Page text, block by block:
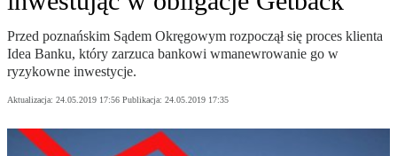
Przed poznańskim Sądem Okręgowym rozpoczął się proces klienta
Idea Banku, który zarzuca bankowi wmanewrowanie go w
ryzykowne inwestycje.
Aktualizacja: 24.05.2019 17:56 Publikacja: 24.05.2019 17:35